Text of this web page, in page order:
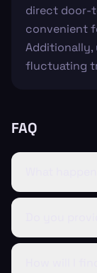
direct door-
convenient
fluctuating
FAQ